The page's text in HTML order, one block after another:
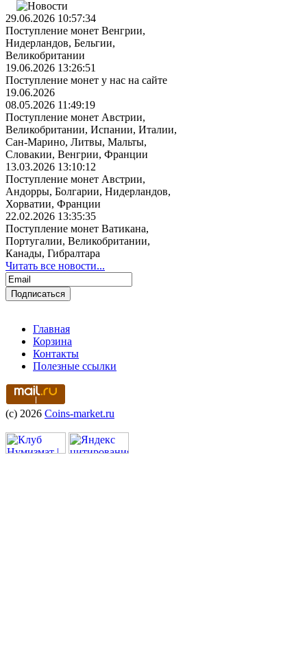
29.06.2026 10:57:34
Поступление монет Венгрии,
Нидерландов, Бельгии,
Великобритании
19.06.2026 13:26:51
Поступление монет у нас на сайте
19.06.2026
08.05.2026 11:49:19
Поступление монет Австрии,
Великобритании, Испании, Италии,
Сан-Марино, Литвы, Мальты,
Словакии, Венгрии, Франции
13.03.2026 13:10:12
Поступление монет Австрии,
Андорры, Болгарии, Нидерландов,
Хорватии, Франции
22.02.2026 13:35:35
Поступление монет Ватикана,
Португалии, Великобритании,
Канады, Гибралтара
Читать все новости...
Главная
Корзина
Контакты
Полезные ссылки
(c) 2026 Coins-market.ru